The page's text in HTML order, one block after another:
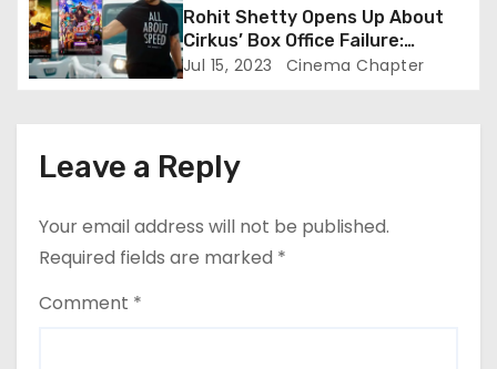
n
Rohit Shetty Opens Up About
Cirkus’ Box Office Failure:
Embracing Accountability in
Jul 15, 2023 Cinema Chapter
Leave a Reply
Your email address will not be published.
Required fields are marked *
Comment *